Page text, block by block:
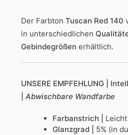
Der Farbton Tuscan Red 140
in unterschiedlichen
Gebindegrößen erhältlich.
UNSERE EMPFEHLUNG
|
Abwischbare Wandfarbe
Farbanstrich |
Glanzgrad | 5% (in